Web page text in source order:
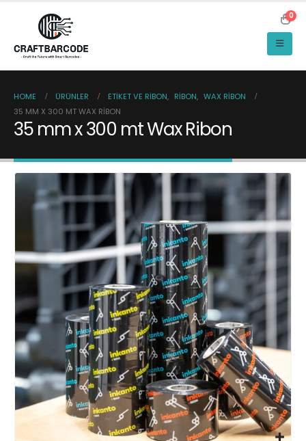
0
HOME ÜRÜNLER ETIKET VE RIBON, RIBON, WAX RIBON
35 MM X 300 MT WAX RIBON
35 mm x 300 mt Wax Ribon